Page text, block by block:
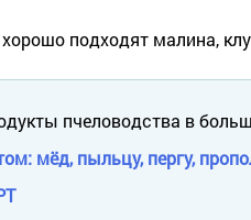
подходят малина,
пчеловодства в
мёд, пыльцу, пергу,